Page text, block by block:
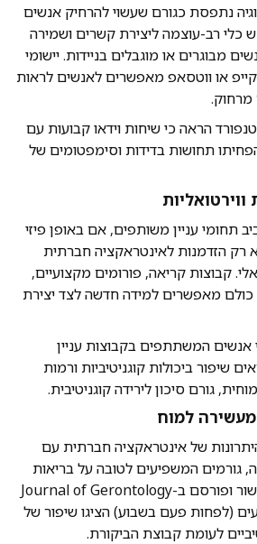
נתפסת כגורם שעשוי להרחיק אנשים
כלי רב-עוצמה ליצירת קשרים ושמירה
מבוגרים או מוגבלים בניידות. יישומי
או ווטסאפ מאפשרים לאנשים לראות
מרחוק.
הראה כי שיחות וידאו קבועות עם
תחושות בדידות וסימפטומים של
ווירטואליות
תחומי עניין משותפים, אם באופן פיזי
רק הזדמנות לאינטראקציה חברתית
קבוצות קריאה, פורומים מקצועיים,
– כולם מאפשרים למידה חדשה לצד יצירת
מצא כי אנשים המשתתפים בקבוצות עניין
שיפור ביכולות קוגניטיביות ורמות
גורם סיכון לירידה קוגניטיבית.
למוח
של אינטראקציה חברתית עם
המשפיעים לטובה על בריאות
המוח. מחקר שנמשך עשור ופורסם ב-Journal of Gerontology
(לפחות פעם בשבוע) הציגו שיפור של